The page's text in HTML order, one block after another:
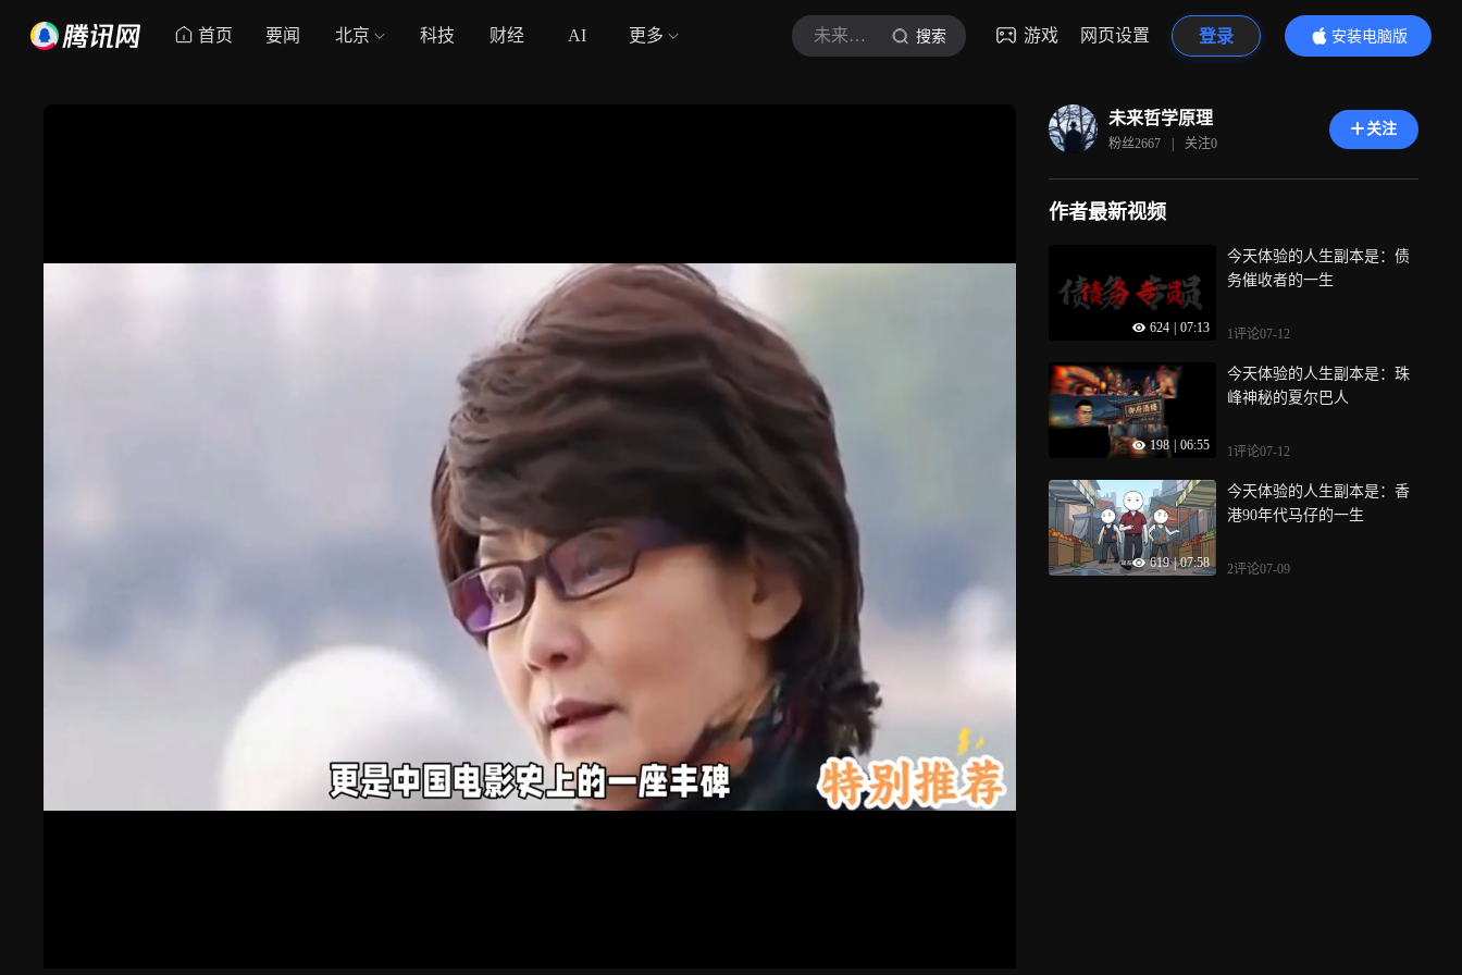
首页 要闻 北京 科技 财经 AI 更多 未来哲学原理 搜索 游戏 网页设置 登录
安装电脑版
内容更精彩
未来哲学原理
粉丝2667 | 关注0
关注
作者最新视频
624 07:13
今天体验的人生副本是：债
务催收者的一生
1评论07-12
198 06:55
今天体验的人生副本是：珠
峰神秘的夏尔巴人
1评论07-12
619 | 07:58
今天体验的人生副本是：香
港90年代马仔的一生
2评论07-09